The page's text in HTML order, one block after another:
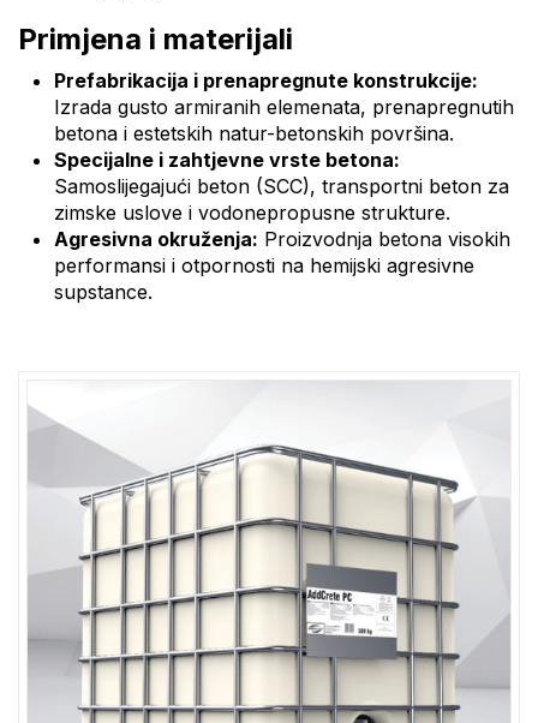
Primjena i materijali
Prefabrikacija i prenapregnute konstrukcije:
Izrada gusto armiranih elemenata, prenapregnutih
betona i estetskih natur-betonskih površina.
Specijalne i zahtjevne vrste betona:
Samoslijegajući beton (SCC), transportni beton za
zimske uslove i vodonepropusne strukture.
Agresivna okruženja: Proizvodnja betona visokih
performansi i otpornosti na hemijski agresivne
supstance.